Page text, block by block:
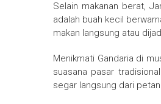
Selain makanan berat,
adalah buah kecil
makan langsung atau
Menikmati Gandaria di
suasana pasar
segar langsung dari